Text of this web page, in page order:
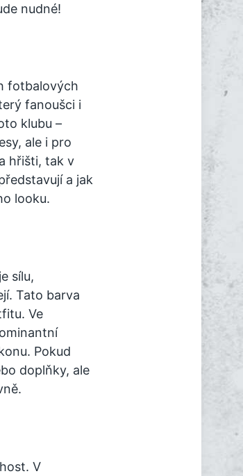
nudné!
fotbalových
fanoušci i
klubu –
ale i pro
hřišti, tak v
a jak
looku.
sílu,
Tato barva
Ve
Pokud
doplňky, ale
V